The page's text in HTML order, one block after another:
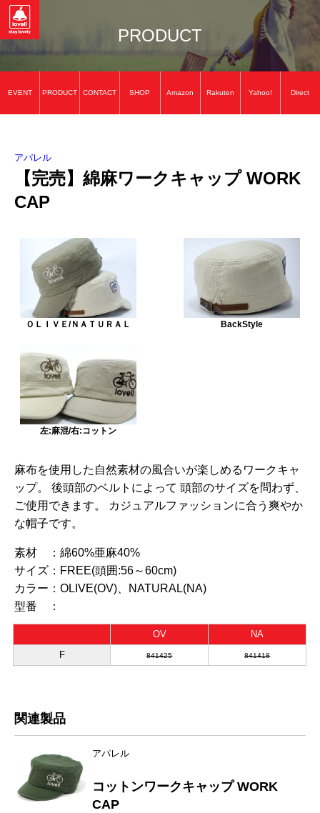
PRODUCT
アパレル
【完売】綿麻ワークキャップ WORK
CAP
ＯＬＩＶＥ/ＮＡＴＵＲＡＬ BackStyle
左:麻混/右:コットン
麻布を使用した自然素材の風合いが楽しめるワークキャ
ップ。 後頭部のベルトによって 頭部のサイズを問わず、
ご使用できます。 カジュアルファッションに合う爽やか
な帽子です。
素材 ： 綿60%亜麻40%
サイズ： FREE(頭囲:56～60cm)
カラー： OLIVE(OV)、NATURAL(NA)
型番 ：
OV
NA
F
841425 841418
関連製品
アパレル
コットンワークキャップ WORK
CAP
EVENT PRODUCT CONTACT SHOP Amazon Rakuten Yahoo! Direct